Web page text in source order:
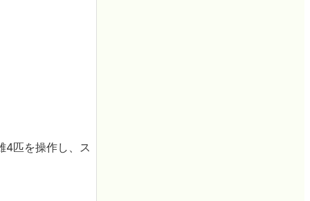
4匹を操作し、ス